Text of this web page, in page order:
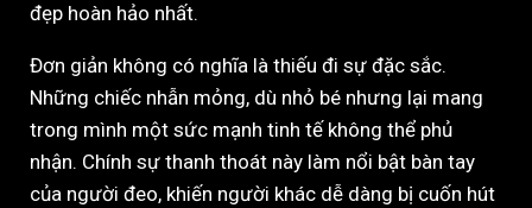
đẹp hoàn hảo nhất.
Đơn giản không có nghĩa là thiếu đi sự đặc sắc.
Những chiếc nhẫn mỏng, dù nhỏ bé nhưng lại mang
trong mình một sức mạnh tinh tế không thể phủ
nhận. Chính sự thanh thoát này làm nổi bật bàn tay
của người đeo, khiến người khác dễ dàng bị cuốn hút